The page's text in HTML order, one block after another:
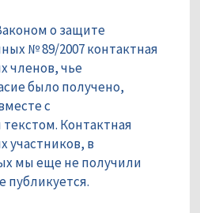
о защите
№ 89/2007 контактная
членов, чье
было получено,
с
Контактная
участников, в
мы еще не получили
публикуется.